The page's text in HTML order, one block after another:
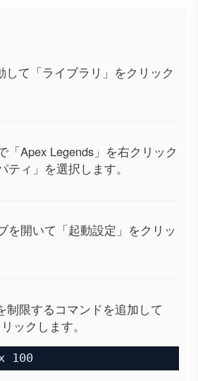
して「ライブラリ」をクリック
「Apex Legends」を右クリック
ティ」を選択します。
を開いて「起動設定」をクリッ
制限するコマンドを追加して
ックします。
100